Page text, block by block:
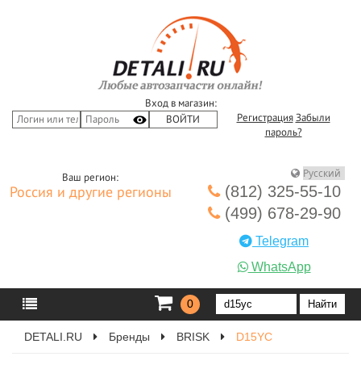
Вход в магазин:
Регистрация Забыли
пароль?
Ваш регион:
Россия и другие регионы
(812) 325-55-10
(499) 678-29-90
Telegram
WhatsApp
0
DETALI.RU Бренды BRISK D15YC